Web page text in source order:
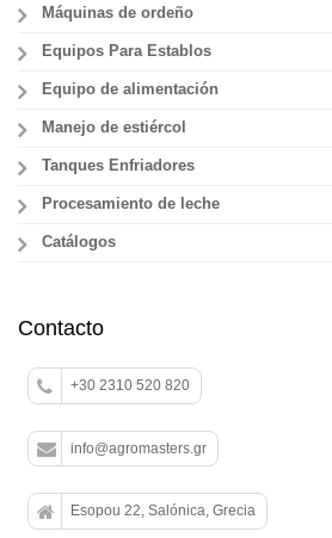
Máquinas de ordeño
Equipos Para Establos
Equipo de alimentación
Manejo de estiércol
Tanques Enfriadores
Procesamiento de leche
Catálogos
Contacto
+30 2310 520 820
info@agromasters.gr
Esopou 22, Salónica, Grecia